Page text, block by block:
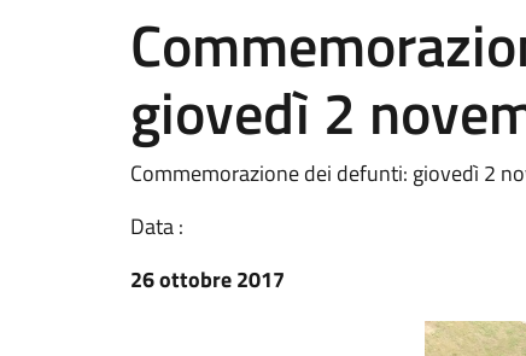
giovedì 2
Commemorazione dei defunti: giovedì 2
Data :
26 ottobre 2017